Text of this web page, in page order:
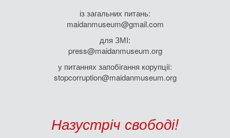
із загальних питань:
maidanmuseum@gmail.com
для ЗМІ:
press@maidanmuseum.org
у питаннях запобігання корупції:
stopcorruption@maidanmuseum.org
Назустріч свободі!